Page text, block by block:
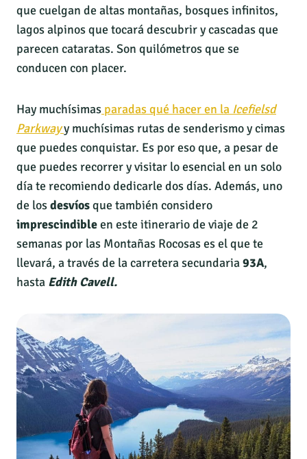
que cuelgan de altas montañas, bosques infinitos,
lagos alpinos que tocará descubrir y cascadas que
parecen cataratas. Son quilómetros que se
conducen con placer.
Hay muchísimas paradas qué hacer en la Icefielsd
Parkwayy muchísimas rutas de senderismo y cimas
que puedes conquistar. Es por eso que, a pesar de
que puedes recorrer y visitar lo esencial en un solo
día te recomiendo dedicarle dos días. Además, uno
de losdesvíosque también considero
imprescindibleen este itinerario de viaje de 2
semanas por las Montañas Rocosas es el que te
llevará, a través de la carretera secundaria93A,
hasta Edith Cavell.